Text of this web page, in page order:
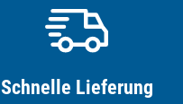
Schnelle Lieferung